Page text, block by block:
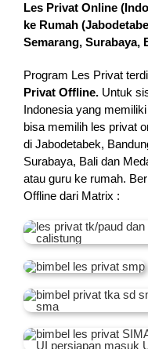
Les Privat Online
ke Rumah (
Semarang, Surabaya,
Program Les Privat
Privat Offline. Untuk
Indonesia yang
bisa memilih les privat
di Jabodetabek,
Surabaya, Bali dan
atau guru ke rumah.
Offline dari Matrix :